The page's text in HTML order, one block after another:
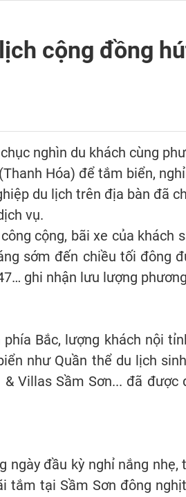
cộng đồng
nghìn du khách cùng
Hóa) để tắm biển,
du lịch trên địa bàn đã
vụ.
cộng, bãi xe của khách
sớm đến chiều tối đông
ghi nhận lưu lượng
Bắc, lượng khách nội
như Quần thể du lịch
Villas Sầm Sơn... đã
đầu kỳ nghỉ nắng
tắm tại Sầm Sơn đông